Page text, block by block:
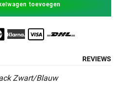
toevoegen
REVIEWS
Zwart/Blauw